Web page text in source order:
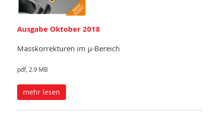
Ausgabe Oktober 2018
Masskorrekturen im µ-Bereich
pdf, 2.9 MB
mehr lesen